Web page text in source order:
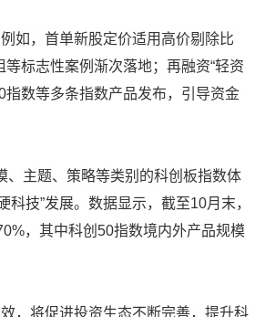
如，首单新股定价适用高价剔除比
标志性案例渐次落地；再融资“轻资
指数等多条指数产品发布，引导资金
、主题、策略等类别的科创板指数体
技”发展。数据显示，截至10月末，
，其中科创50指数境内外产品规模
，将促进投资生态不断完善，提升科